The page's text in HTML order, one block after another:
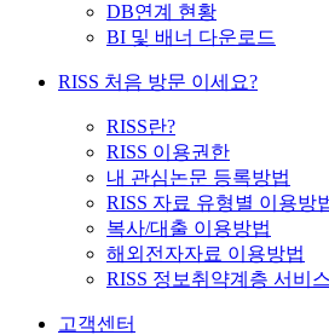
DB연계 현황
BI 및 배너 다운로드
RISS 처음 방문 이세요?
RISS란?
RISS 이용권한
내 관심논문 등록방법
RISS 자료 유형별 이용방
복사/대출 이용방법
해외전자자료 이용방법
RISS 정보취약계층 서비
고객센터